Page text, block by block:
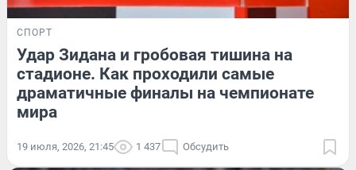
СПОРТ
Удар Зидана и гробовая тишина на
стадионе. Как проходили самые
драматичные финалы на чемпионате
мира
19 июля, 2026, 21:45 1 437 Обсудить